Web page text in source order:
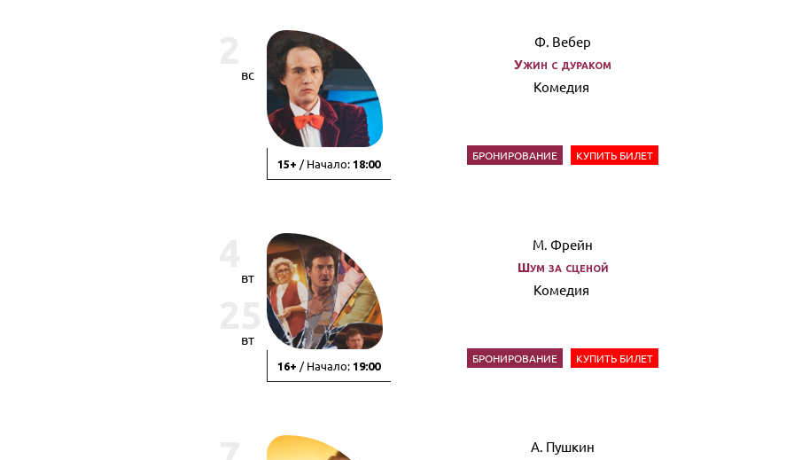
вс
15+ / Начало: 18:00
Ф. Вебер
Ужин с дураком
Комедия
БРОНИРОВАНИЕ КУПИТЬ БИЛЕТ
вт
вт
16+ / Начало: 19:00
М. Фрейн
Шум за сценой
Комедия
БРОНИРОВАНИЕ КУПИТЬ БИЛЕТ
А. Пушкин